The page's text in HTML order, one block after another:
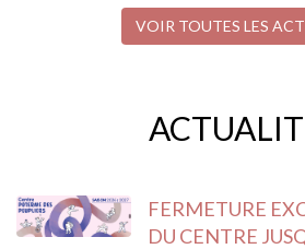
VOIR TOUTES LES
FERMETURE
DU CENTRE